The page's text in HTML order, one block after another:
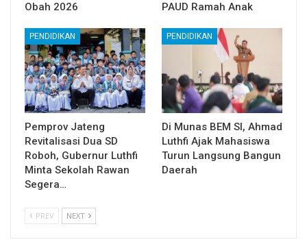
Obah 2026
PAUD Ramah Anak
PENDIDIKAN
Pemprov Jateng
Revitalisasi Dua SD
Roboh, Gubernur Luthfi
Minta Sekolah Rawan
Segera…
PENDIDIKAN
Di Munas BEM SI, Ahmad
Luthfi Ajak Mahasiswa
Turun Langsung Bangun
Daerah
PREV NEXT